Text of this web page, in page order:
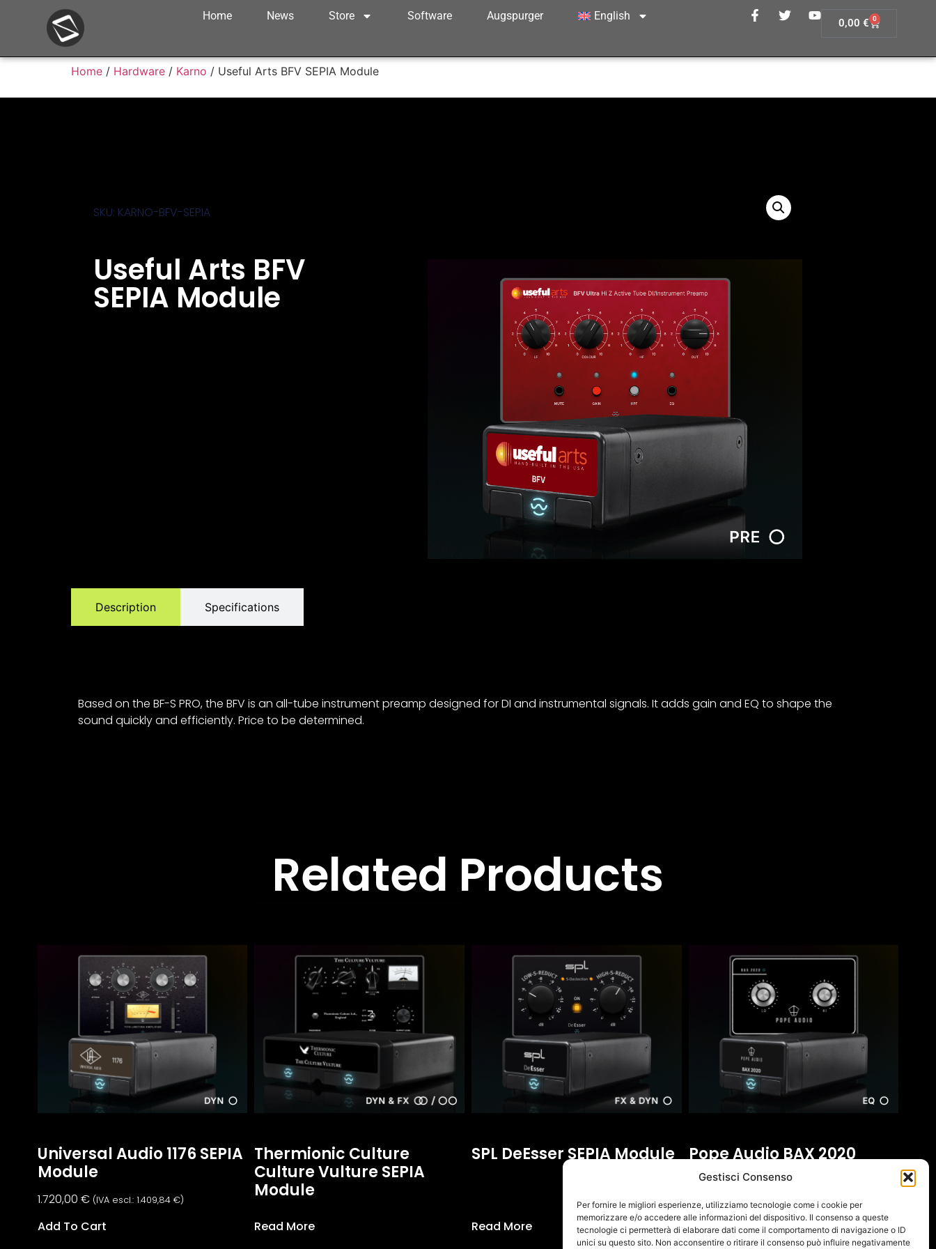
Gestisci Consenso
Per fornire le migliori esperienze, utilizziamo tecnologie come i cookie per
memorizzare e/o accedere alle informazioni del dispositivo. Il consenso a queste
tecnologie ci permetterà di elaborare dati come il comportamento di navigazione o ID
unici su questo sito. Non acconsentire o ritirare il consenso può influire negativamente
Home News Store Software Augspurger English
0,00€ 0
Home / Hardware / Karno / Useful Arts BFV SEPIA Module
SKU: KARNO-BFV-SEPIA
Useful Arts BFV
SEPIA Module
Description Specifications
Based on the BF-S PRO, the BFV is an all-tube instrument preamp designed for DI and instrumental signals. It adds gain and EQ to shape the
sound quickly and efficiently. Price to be determined.
Related Products
Universal Audio 1176 SEPIA
Module
1.720,00 € (IVA escl.: 1.409,84 €)
Add To Cart
Thermionic Culture
Culture Vulture SEPIA
Module
Read More
SPL DeEsser SEPIA Module
Read More
Pope Audio BAX 2020
SEPIA Module
380,00€ (IVA escl.: 311,48 €)
Add To Cart